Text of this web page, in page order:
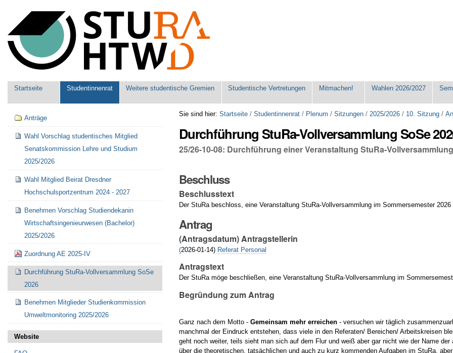
Werkzeuge
Sektionen
Startseite Studentinnenrat Weitere studentische Gremien Studentische Vertretungen Mitmachen! Wahlen 2026/2027
Sie sind hier: Startseite /Studentinnenrat / Plenum /Sitzungen /2025/2026 / 10. Sitzung /
Durchführung StuRa-Vollversammlung SoSe
25/26-10-08: Durchführung einer Veranstaltung StuRa-
Beschluss
Beschlusstext
Der StuRa beschloss, eine Veranstaltung StuRa-Vollversammlung im Sommersemester
Antrag
(Antragsdatum) Antragstellerin
(2026-01-14) Referat Personal
Antragstext
Der StuRa möge beschließen, eine Veranstaltung StuRa-Vollversammlung im
Begründung zum Antrag
Ganz nach dem Motto -Gemeinsam mehr erreichen - versuchen wir täglich
manchmal der Eindruck entstehen, dass viele in den Referaten/ Bereichen/ Arbeitskreisen
geht noch weiter, teils sieht man sich auf dem Flur und weiß aber gar nicht wie der Name
über die theoretischen, tatsächlichen und auch zu kurz kommenden Aufgaben im StuRa,
Navigation
Anträge
Wahl Vorschlag studentisches Mitglied
Senatskommission Lehre und Studium
2025/2026
Wahl Mitglied Beirat Dresdner
Hochschulsportzentrum 2024 - 2027
Benehmen Vorschlag Studiendekanin
Wirtschaftsingenieurwesen (Bachelor)
2025/2026
Zuordnung AE 2025-IV
Durchführung StuRa-Vollversammlung SoSe
2026
Benehmen Mitglieder Studienkommission
Umweltmonitoring 2025/2026
Website